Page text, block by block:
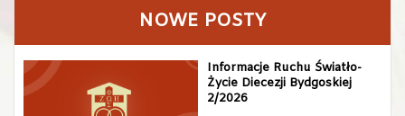
NOWE POSTY
Informacje Ruchu Światło-
Życie Diecezji Bydgoskiej
2/2026